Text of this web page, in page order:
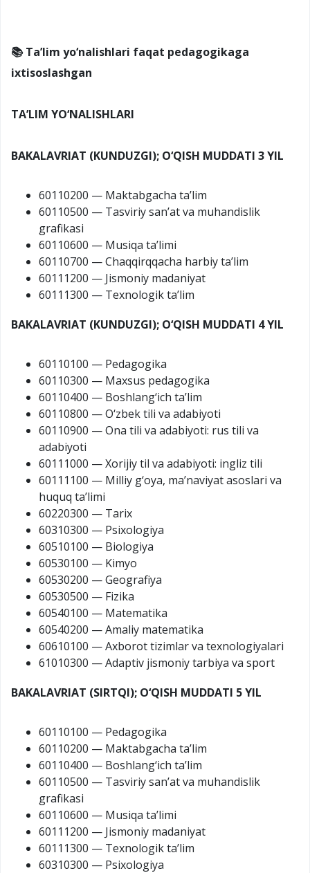
📚 Ta’lim yo‘nalishlari faqat pedagogikaga
ixtisoslashgan
TA’LIM YO‘NALISHLARI
BAKALAVRIAT (KUNDUZGI); O‘QISH MUDDATI 3 YIL
60110200 — Maktabgacha ta’lim
60110500 — Tasviriy san’at va muhandislik
grafikasi
60110600 — Musiqa ta’limi
60110700 — Chaqqirqqacha harbiy ta’lim
60111200 — Jismoniy madaniyat
60111300 — Texnologik ta’lim
BAKALAVRIAT (KUNDUZGI); O‘QISH MUDDATI 4 YIL
60110100 — Pedagogika
60110300 — Maxsus pedagogika
60110400 — Boshlang‘ich ta’lim
60110800 — O‘zbek tili va adabiyoti
60110900 — Ona tili va adabiyoti: rus tili va
adabiyoti
60111000 — Xorijiy til va adabiyoti: ingliz tili
60111100 — Milliy g‘oya, ma’naviyat asoslari va
huquq ta’limi
60220300 — Tarix
60310300 — Psixologiya
60510100 — Biologiya
60530100 — Kimyo
60530200 — Geografiya
60530500 — Fizika
60540100 — Matematika
60540200 — Amaliy matematika
60610100 — Axborot tizimlar va texnologiyalari
61010300 — Adaptiv jismoniy tarbiya va sport
BAKALAVRIAT (SIRTQI); O‘QISH MUDDATI 5 YIL
60110100 — Pedagogika
60110200 — Maktabgacha ta’lim
60110400 — Boshlang‘ich ta’lim
60110500 — Tasviriy san’at va muhandislik
grafikasi
60110600 — Musiqa ta’limi
60111200 — Jismoniy madaniyat
60111300 — Texnologik ta’lim
60310300 — Psixologiya